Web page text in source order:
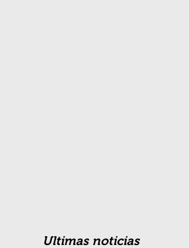
Ultimas noticias